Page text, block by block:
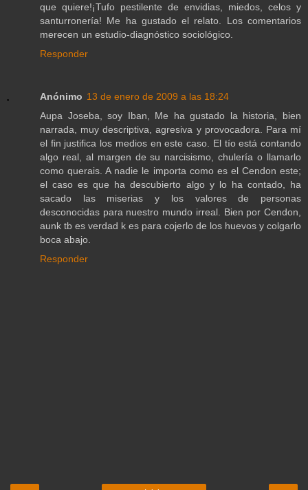
que quiere!¡Tufo pestilente de envidias, miedos, celos y
santurronería! Me ha gustado el relato. Los comentarios
merecen un estudio-diagnóstico sociológico.
Responder
Anónimo 13 de enero de 2009 a las 18:24
Aupa Joseba, soy Iban, Me ha gustado la historia, bien
narrada, muy descriptiva, agresiva y provocadora. Para mí
el fin justifica los medios en este caso. El tío está contando
algo real, al margen de su narcisismo, chulería o llamarlo
como querais. A nadie le importa como es el Cendon este;
el caso es que ha descubierto algo y lo ha contado, ha
sacado las miserias y los valores de personas
desconocidas para nuestro mundo irreal. Bien por Cendon,
aunk tb es verdad k es para cojerlo de los huevos y colgarlo
boca abajo.
Responder